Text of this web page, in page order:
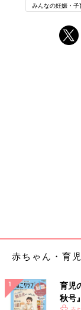
みんなの妊娠・
赤ちゃん・育
育児
秋号